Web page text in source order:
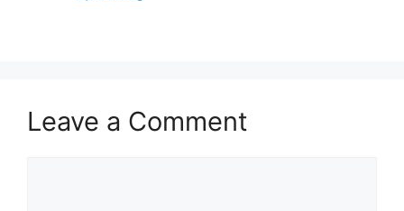
Leave a Comment